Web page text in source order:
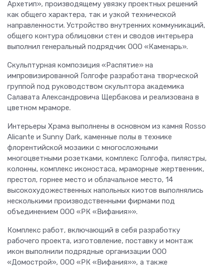
Архетип», производящему увязку проектных решений
как общего характера, так и узкой технической
направленности. Устройство внутренних коммуникаций,
общего контура облицовки стен и сводов интерьера
выполнил генеральный подрядчик ООО «Каменарь».
Скульптурная композиция «Распятие» на
импровизированной Голгофе разработана творческой
группой под руководством скульптора академика
Салавата Александровича Щербакова и реализована в
цветном мраморе.
Интерьеры Храма выполнены в основном из камня Rosso
Alicante и Sunny Dark, каменные полы в технике
флорентийской мозаики с многосложными
многоцветными розетками, комплекс Голгофа, пилястры,
колонны, комплекс иконостаса, мраморные жертвенник,
престол, горнее место и облачальное место, 14
высокохудожественных напольных киотов выполнялись
несколькими производственными фирмами под
объединением ООО «РК «Вифания»».
Комплекс работ, включающий в себя разработку
рабочего проекта, изготовление, поставку и монтаж
икон выполнили подрядные организации ООО
«Домострой», ООО «РК «Вифания»», а также